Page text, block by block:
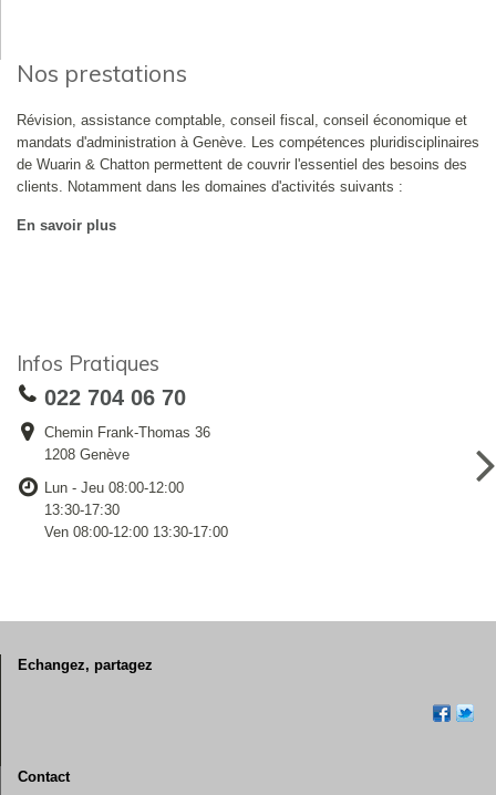
Nos prestations
Révision, assistance comptable, conseil fiscal, conseil économique et
mandats d'administration à Genève. Les compétences pluridisciplinaires
de Wuarin & Chatton permettent de couvrir l'essentiel des besoins des
clients. Notamment dans les domaines d'activités suivants :
En savoir plus
Infos Pratiques
022 704 06 70
Chemin Frank-Thomas 36
1208 Genève
Lun - Jeu 08:00-12:00
13:30-17:30
Ven 08:00-12:00 13:30-17:00
Echangez, partagez
Contact